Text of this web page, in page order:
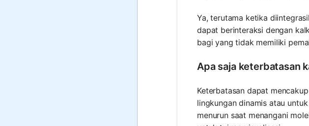
Ya, terutama ketika
dapat berinteraksi dengan
bagi yang tidak memiliki
Apa saja keterbatasan
Keterbatasan dapat
lingkungan dinamis atau
menurun saat menangani